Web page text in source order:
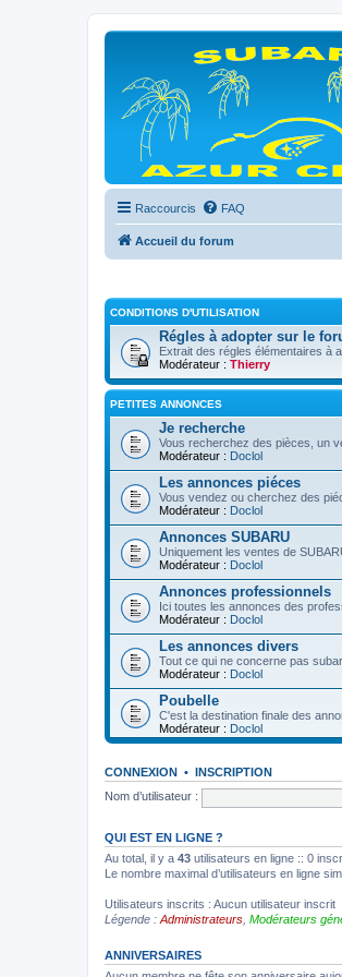
Raccourcis FAQ
Accueil du forum
CONDITIONS D'UTILISATION
Régles à adopter sur le
Extrait des régles élémentaires à
Modérateur : Thierry
PETITES ANNONCES
Je recherche
Vous recherchez des pièces, un
Modérateur : Doclol
Les annonces piéces
Vous vendez ou cherchez des
Modérateur : Doclol
Annonces SUBARU
Uniquement les ventes de
Modérateur : Doclol
Annonces professionnels
Ici toutes les annonces des
Modérateur : Doclol
Les annonces divers
Tout ce qui ne concerne pas
Modérateur : Doclol
Poubelle
C'est la destination finale des
Modérateur : Doclol
CONNEXION • INSCRIPTION
Nom d’utilisateur :
QUI EST EN LIGNE ?
Au total, il y a 43 utilisateurs en ligne :: 0
Le nombre maximal d’utilisateurs en ligne
Utilisateurs inscrits : Aucun utilisateur inscrit
Légende : Administrateurs Modérateurs
ANNIVERSAIRES